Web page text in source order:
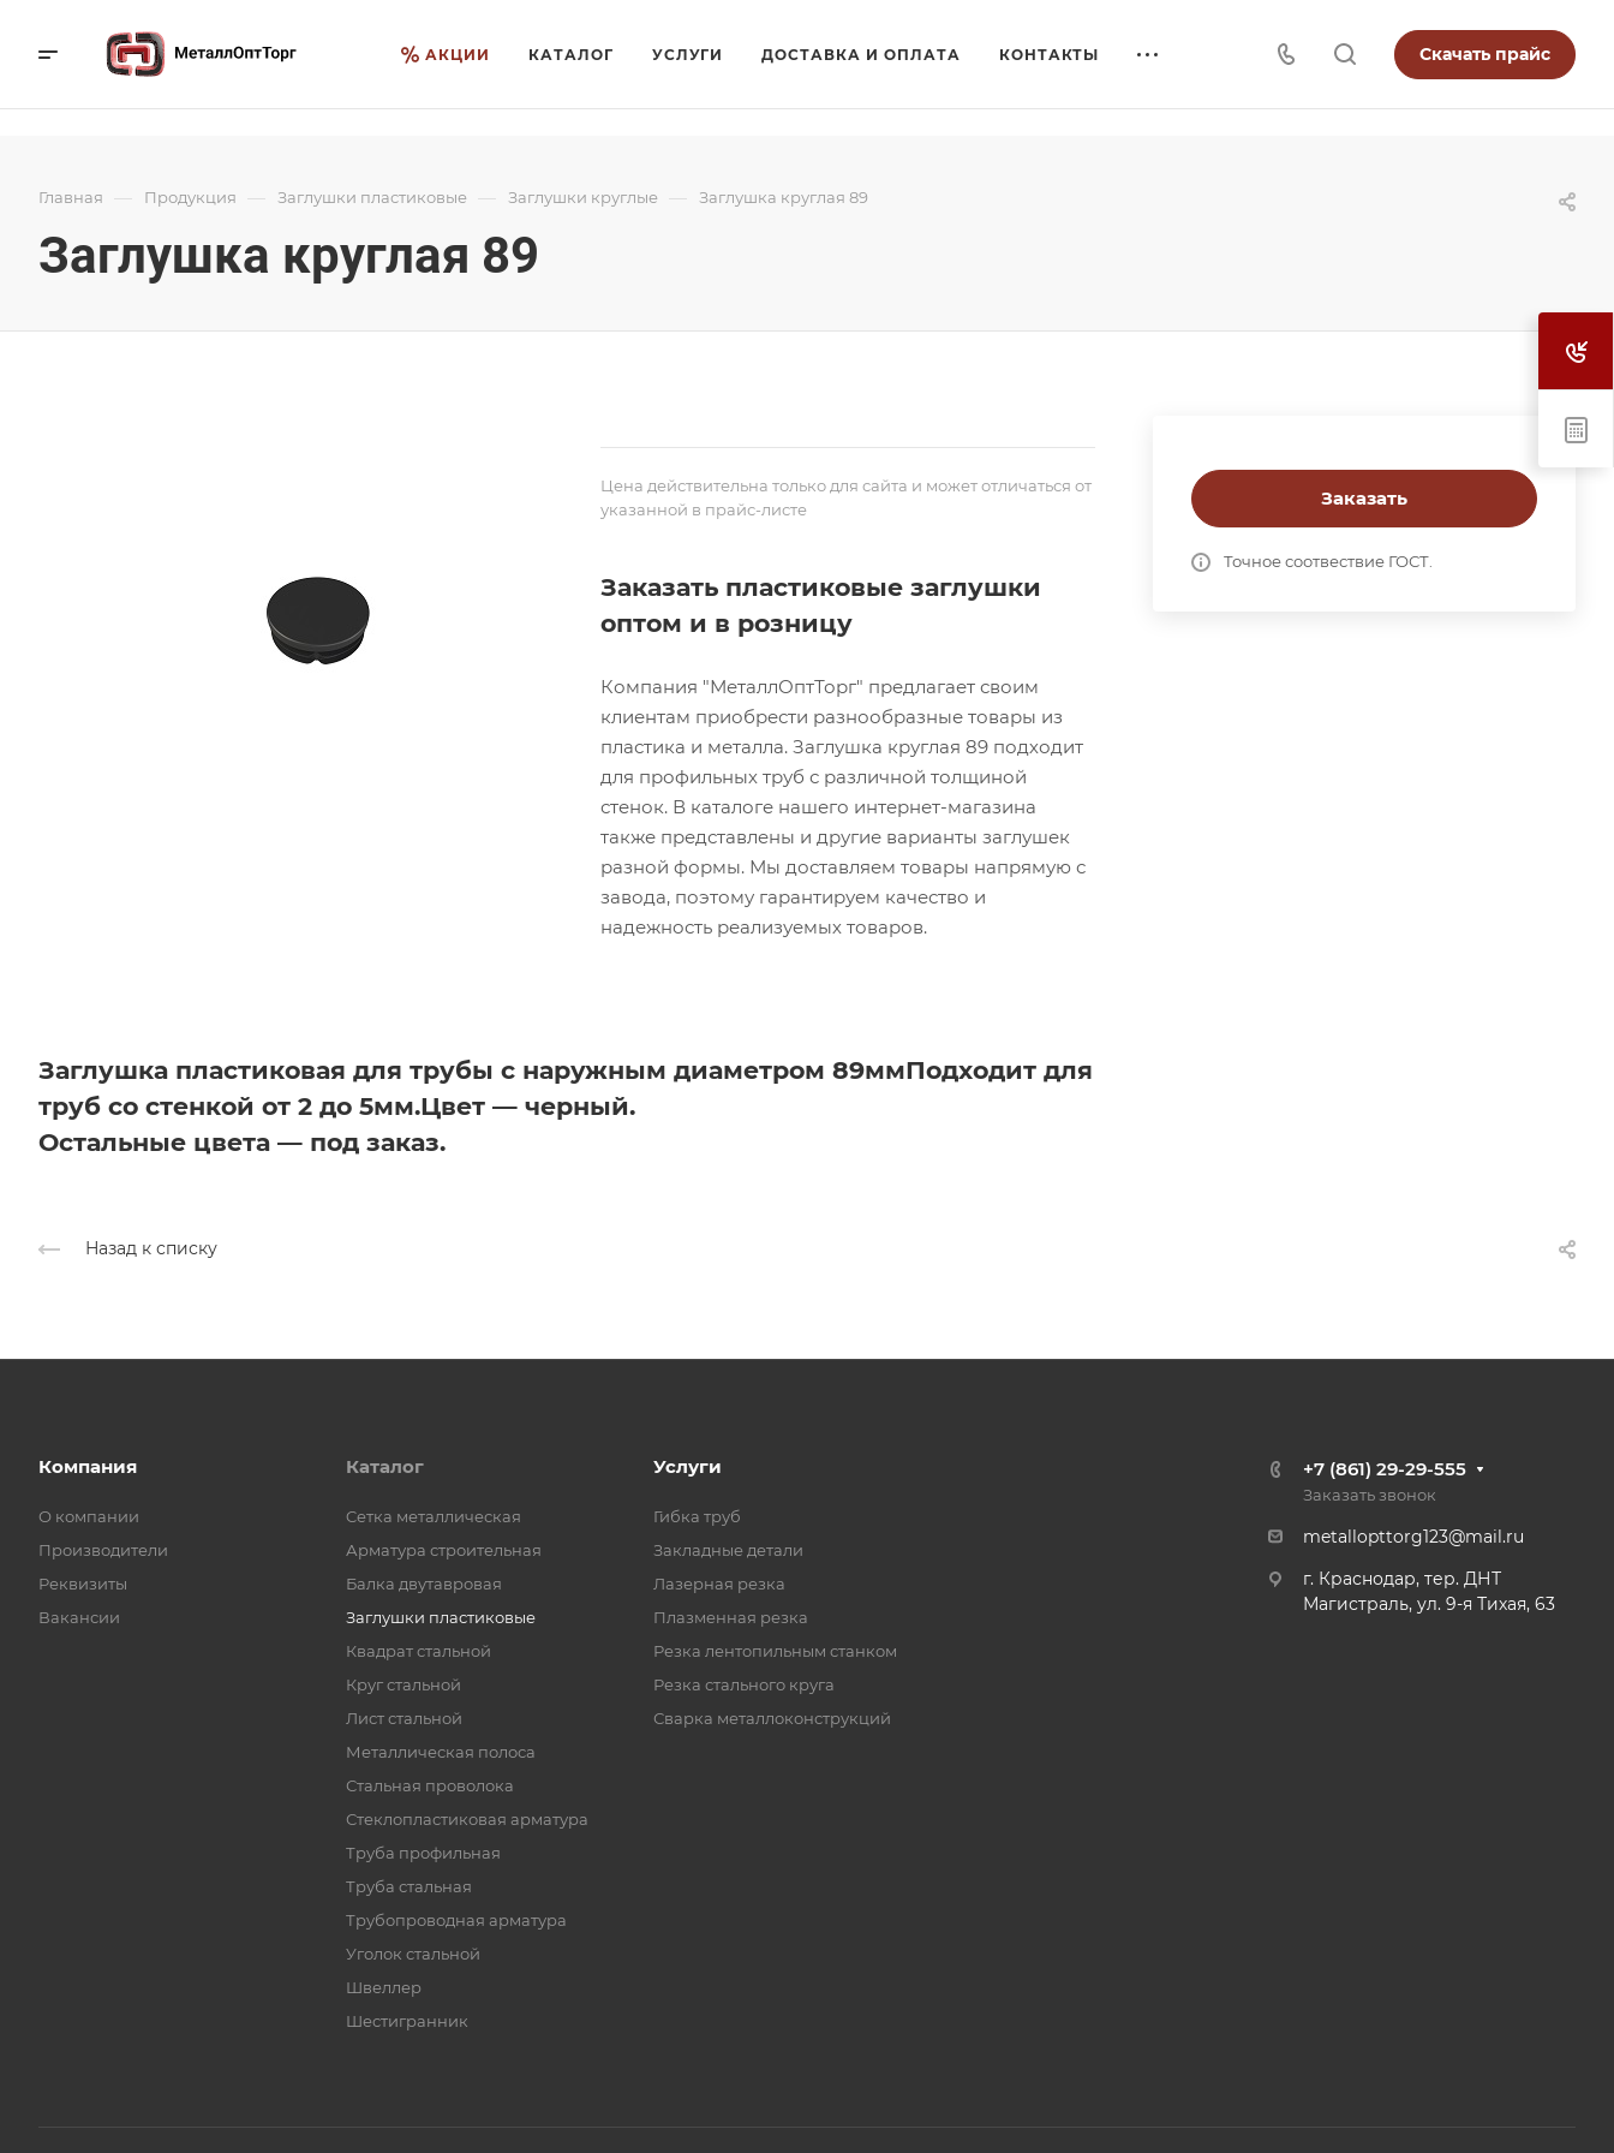
АКЦИИ КАТАЛОГ УСЛУГИ ДОСТАВКА И ОПЛАТА КОНТАКТЫ Скачать прайс
Главная — Продукция — Заглушки пластиковые — Заглушки круглые — Заглушка круглая 89
Заглушка круглая 89
Заказать
Точное соотвествие ГОСТ.
Цена действительна только для сайта и может отличаться от
указанной в прайс-листе
Заказать пластиковые заглушки
оптом и в розницу
Компания "МеталлОптТорг" предлагает своим
клиентам приобрести разнообразные товары из
пластика и металла. Заглушка круглая 89 подходит
для профильных труб с различной толщиной
стенок. В каталоге нашего интернет-магазина
также представлены и другие варианты заглушек
разной формы. Мы доставляем товары напрямую с
завода, поэтому гарантируем качество и
надежность реализуемых товаров.
Заглушка пластиковая для трубы с наружным диаметром 89ммПодходит для
труб со стенкой от 2 до 5мм.Цвет — черный.
Остальные цвета — под заказ.
Назад к списку
Компания
О компании
Производители
Реквизиты
Вакансии
Каталог
Cетка металлическая
Арматура строительная
Балка двутавровая
Заглушки пластиковые
Квадрат стальной
Круг стальной
Лист стальной
Металлическая полоса
Стальная проволока
Стеклопластиковая арматура
Труба профильная
Труба стальная
Трубопроводная арматура
Уголок стальной
Швеллер
Шестигранник
Услуги
Гибка труб
Закладные детали
Лазерная резка
Плазменная резка
Резка лентопильным станком
Резка стального круга
Сварка металлоконструкций
+7 (861) 29-29-555
Заказать звонок
metallopttorg123@mail.ru
г. Краснодар, тер. ДНТ
Магистраль, ул. 9-я Тихая, 63